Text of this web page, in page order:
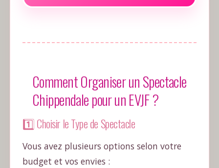
Comment Organiser un Spectacle
Chippendale pour un EVJF ?
1️⃣ Choisir le Type de Spectacle
Vous avez plusieurs options selon votre
budget et vos envies :